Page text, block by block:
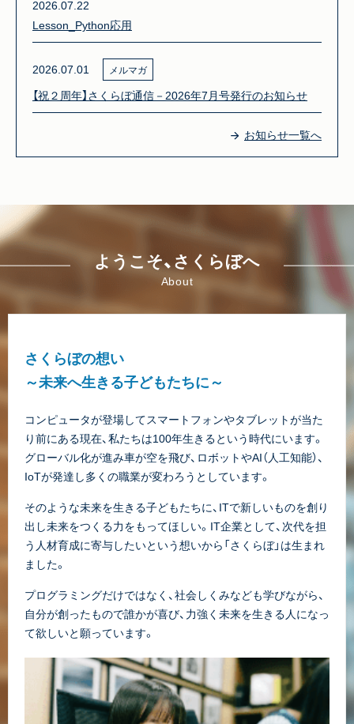
2026.07.22
Lesson_Python応用
2026.07.01 メルマガ
【祝２周年】さくらぼ通信－2026年7月号発行のお知らせ
お知らせ一覧へ
ようこそ、さくらぼへ
About
さくらぼの想い
～未来へ生きる子どもたちに～
コンピュータが登場してスマートフォンやタブレットが当た
り前にある現在、私たちは100年生きるという時代にいます。
グローバル化が進み車が空を飛び、ロボットやAI（人工知能）、
IoTが発達し多くの職業が変わろうとしています。
そのような未来を生きる子どもたちに、ITで新しいものを創り
出し未来をつくる力をもってほしい。IT企業として、次代を担
う人材育成に寄与したいという想いから「さくらぼ」は生まれ
ました。
プログラミングだけではなく、社会しくみなども学びながら、
自分が創ったもので誰かが喜び、力強く未来を生きる人になっ
て欲しいと願っています。